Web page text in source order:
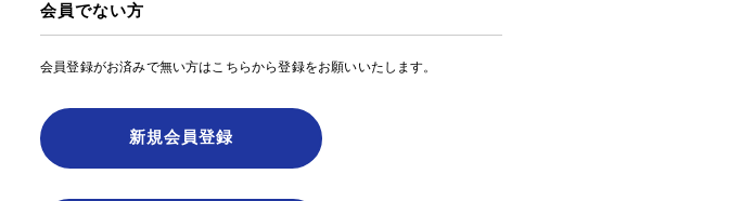
会員でない方
会員登録がお済みで無い方はこちらから登録をお願いいたします。
新規会員登録